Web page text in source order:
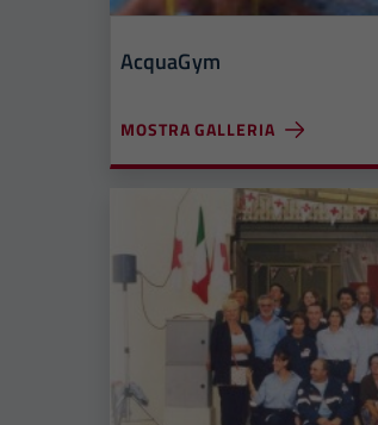
AcquaGym
MOSTRA GALLERIA